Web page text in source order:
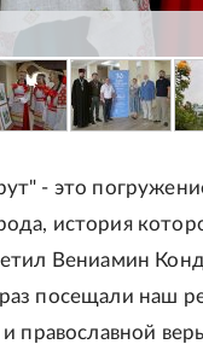
- это
история
Вениамин
посещали наш
и православной